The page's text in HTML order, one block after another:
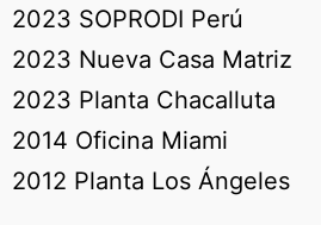
2023 SOPRODI Perú
2023 Nueva Casa Matriz
2023 Planta Chacalluta
2014 Oficina Miami
2012 Planta Los Ángeles